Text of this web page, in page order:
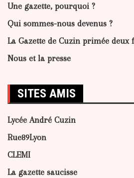
Une gazette, pourquoi ?
Qui sommes-nous devenus ?
La Gazette de Cuzin primée deux
Nous et la presse
SITES AMIS
Lycée André Cuzin
Rue89Lyon
CLEMI
La gazette saucisse